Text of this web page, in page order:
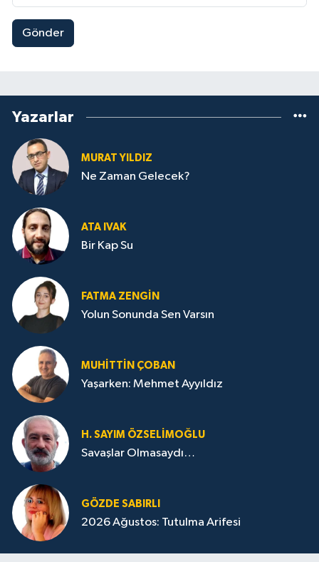
Gönder
Yazarlar
MURAT YILDIZ
Ne Zaman Gelecek?
ATA IVAK
Bir Kap Su
FATMA ZENGIN
Yolun Sonunda Sen Varsın
MUHITTIN ÇOBAN
Yaşarken: Mehmet Ayyıldız
H. SAYIM ÖZSELİMOĞLU
Savaşlar Olmasaydı…
GÖZDE SABIRLI
2026 Ağustos: Tutulma Arifesi